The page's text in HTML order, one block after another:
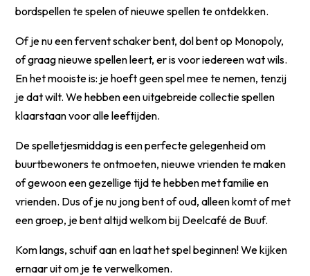
bordspellen te spelen of nieuwe spellen te ontdekken.
Of je nu een fervent schaker bent, dol bent op Monopoly,
of graag nieuwe spellen leert, er is voor iedereen wat wils.
En het mooiste is: je hoeft geen spel mee te nemen, tenzij
je dat wilt. We hebben een uitgebreide collectie spellen
klaarstaan voor alle leeftijden.
De spelletjesmiddag is een perfecte gelegenheid om
buurtbewoners te ontmoeten, nieuwe vrienden te maken
of gewoon een gezellige tijd te hebben met familie en
vrienden. Dus of je nu jong bent of oud, alleen komt of met
een groep, je bent altijd welkom bij Deelcafé de Buuf.
Kom langs, schuif aan en laat het spel beginnen! We kijken
ernaar uit om je te verwelkomen.